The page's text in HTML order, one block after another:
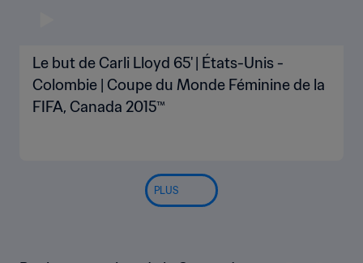
Le but de Carli Lloyd 65' | États-Unis -
Colombie | Coupe du Monde Féminine de la
FIFA, Canada 2015™
PLUS